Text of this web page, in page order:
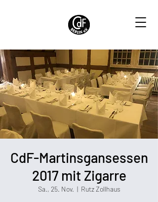
CdF-Martinsgansessen
2017 mit Zigarre
Sa., 25. Nov.
  |
Rutz Zollhaus